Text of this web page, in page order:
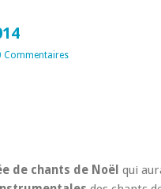
Commentaires
de chants de Noël qui